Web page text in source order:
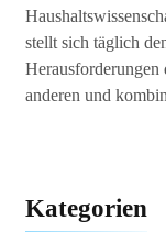
stellt sich täglich
Herausforderungen
anderen und
Kategorien